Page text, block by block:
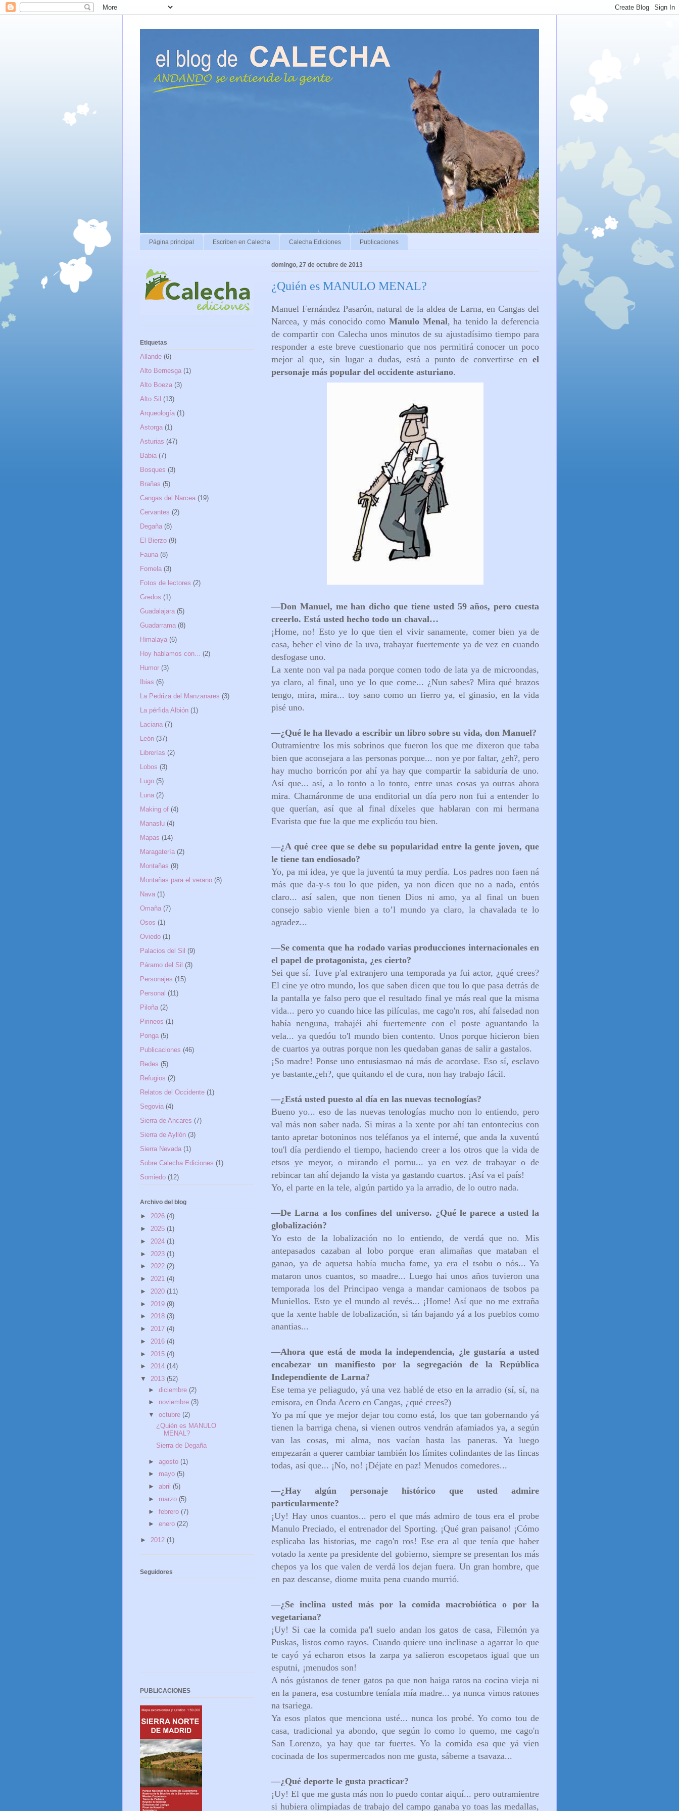
Página principal Escriben en Calecha Calecha Ediciones Publicaciones
domingo, 27 de octubre de 2013
¿Quién es MANULO MENAL?
Manuel Fernández Pasarón, natural de la aldea de Larna, en Cangas del
Narcea, y más conocido como Manulo Menal, ha tenido la deferencia
de compartir con Calecha unos minutos de su ajustadísimo tiempo para
responder a este breve cuestionario que nos permitirá conocer un poco
mejor al que, sin lugar a dudas, está a punto de convertirse en el
personaje más popular del occidente asturiano.
—Don Manuel, me han dicho que tiene usted 59 años, pero cuesta
creerlo. Está usted hecho todo un chaval…
¡Home, no! Esto ye lo que tien el vivir sanamente, comer bien ya de
casa, beber el vino de la uva, trabayar fuertemente ya de vez en cuando
desfogase uno.
La xente non val pa nada porque comen todo de lata ya de microondas,
ya claro, al final, uno ye lo que come... ¿Nun sabes? Mira qué brazos
tengo, mira, mira... toy sano como un fierro ya, el ginasio, en la vida
pisé uno.
—¿Qué le ha llevado a escribir un libro sobre su vida, don Manuel?
Outramientre los mis sobrinos que fueron los que me dixeron que taba
bien que aconsejara a las personas porque... non ye por faltar, ¿eh?, pero
hay mucho borricón por ahí ya hay que compartir la sabiduría de uno.
Así que... así, a lo tonto a lo tonto, entre unas cosas ya outras ahora
mira. Chamáronme de una enditorial un día pero non fui a entender lo
que querían, así que al final díxeles que hablaran con mi hermana
Evarista que fue la que me explicóu tou bien.
—¿A qué cree que se debe su popularidad entre la gente joven, que
le tiene tan endiosado?
Yo, pa mi idea, ye que la juventú ta muy perdía. Los padres non faen ná
más que da-y-s tou lo que piden, ya non dicen que no a nada, entós
claro... así salen, que non tienen Dios ni amo, ya al final un buen
consejo sabio vienle bien a to’l mundo ya claro, la chavalada te lo
agradez...
—Se comenta que ha rodado varias producciones internacionales en
el papel de protagonista, ¿es cierto?
Sei que sí. Tuve p'al extranjero una temporada ya fui actor, ¿qué crees?
El cine ye otro mundo, los que saben dicen que tou lo que pasa detrás de
la pantalla ye falso pero que el resultado final ye más real que la misma
vida... pero yo cuando hice las pilículas, me cago'n ros, ahí falsedad non
había nenguna, trabajéi ahí fuertemente con el poste aguantando la
vela... ya quedóu to'l mundo bien contento. Unos porque hicieron bien
de cuartos ya outras porque non les quedaban ganas de salir a gastalos.
¡So madre! Ponse uno entusiasmao ná más de acordase. Eso sí, esclavo
ye bastante,¿eh?, que quitando el de cura, non hay trabajo fácil.
—¿Está usted puesto al día en las nuevas tecnologías?
Bueno yo... eso de las nuevas tenologías mucho non lo entiendo, pero
val más non saber nada. Si miras a la xente por ahí tan entontecíus con
tanto apretar botoninos nos teléfanos ya el interné, que anda la xuventú
tou'l día perdiendo el tiempo, haciendo creer a los otros que la vida de
etsos ye meyor, o mirando el pornu... ya en vez de trabayar o de
rebincar tan ahí dejando la vista ya gastando cuartos. ¡Así va el país!
Yo, el parte en la tele, algún partido ya la arradio, de lo outro nada.
—De Larna a los confines del universo. ¿Qué le parece a usted la
globalización?
Yo esto de la lobalización no lo entiendo, de verdá que no. Mis
antepasados cazaban al lobo porque eran alimañas que mataban el
ganao, ya de aquetsa había mucha fame, ya era el tsobu o nós... Ya
mataron unos cuantos, so maadre... Luego hai unos años tuvieron una
temporada los del Principao venga a mandar camionaos de tsobos pa
Muniellos. Esto ye el mundo al revés... ¡Home! Así que no me extraña
que la xente hable de lobalización, si tán bajando yá a los pueblos como
anantias...
—Ahora que está de moda la independencia, ¿le gustaría a usted
encabezar un manifiesto por la segregación de la República
Independiente de Larna?
Ese tema ye peliagudo, yá una vez hablé de etso en la arradio (sí, sí, na
emisora, en Onda Acero en Cangas, ¿qué crees?)
Yo pa mí que ye mejor dejar tou como está, los que tan gobernando yá
tienen la barriga chena, si vienen outros vendrán afamiados ya, a según
van las cosas, mi alma, nos vacían hasta las paneras. Ya luego
empezarán a querer cambiar también los límites colindantes de las fincas
todas, así que... ¡No, no! ¡Déjate en paz! Menudos comedores...
—¿Hay algún personaje histórico que usted admire
particularmente?
¡Uy! Hay unos cuantos... pero el que más admiro de tous era el probe
Manulo Preciado, el entrenador del Sporting. ¡Qué gran paisano! ¡Cómo
esplicaba las historias, me cago'n ros! Ese era al que tenía que haber
votado la xente pa presidente del gobierno, siempre se presentan los más
chepos ya los que valen de verdá los dejan fuera. Un gran hombre, que
en paz descanse, diome muita pena cuando murrió.
—¿Se inclina usted más por la comida macrobiótica o por la
vegetariana?
¡Uy! Si cae la comida pa'l suelo andan los gatos de casa, Filemón ya
Puskas, listos como rayos. Cuando quiere uno inclinase a agarrar lo que
te cayó yá echaron etsos la zarpa ya salieron escopetaos igual que un
esputni, ¡menudos son!
A nós gústanos de tener gatos pa que non haiga ratos na cocina vieja ni
en la panera, esa costumbre teníala mía madre... ya nunca vimos ratones
na tsariega.
Ya esos platos que menciona usté... nunca los probé. Yo como tou de
casa, tradicional ya abondo, que según lo como lo quemo, me cago'n
San Lorenzo, ya hay que tar fuertes. Yo la comida esa que yá vien
cocinada de los supermercados non me gusta, sábeme a tsavaza...
—¿Qué deporte le gusta practicar?
¡Uy! El que me gusta más non lo puedo contar aiquí... pero outramientre
si hubiera olimpiadas de trabajo del campo ganaba yo toas las medallas,
Etiquetas
Allande (6)
Alto Bernesga (1)
Alto Boeza (3)
Alto Sil (13)
Arqueología (1)
Astorga (1)
Asturias (47)
Babia (7)
Bosques (3)
Brañas (5)
Cangas del Narcea (19)
Cervantes (2)
Degaña (8)
El Bierzo (9)
Fauna (8)
Fornela (3)
Fotos de lectores (2)
Gredos (1)
Guadalajara (5)
Guadarrama (8)
Himalaya (6)
Hoy hablamos con... (2)
Humor (3)
Ibias (6)
La Pedriza del Manzanares (3)
La pérfida Albión (1)
Laciana (7)
León (37)
Librerías (2)
Lobos (3)
Lugo (5)
Luna (2)
Making of (4)
Manaslu (4)
Mapas (14)
Maragatería (2)
Montañas (9)
Montañas para el verano (8)
Nava (1)
Omaña (7)
Osos (1)
Oviedo (1)
Palacios del Sil (9)
Páramo del Sil (3)
Personajes (15)
Personal (11)
Piloña (2)
Pirineos (1)
Ponga (5)
Publicaciones (46)
Redes (5)
Refugios (2)
Relatos del Occidente (1)
Segovia (4)
Sierra de Ancares (7)
Sierra de Ayllón (3)
Sierra Nevada (1)
Sobre Calecha Ediciones (1)
Somiedo (12)
Archivo del blog
► 2026 (4)
► 2025 (1)
► 2024 (1)
► 2023 (1)
► 2022 (2)
► 2021 (4)
► 2020 (11)
► 2019 (9)
► 2018 (3)
► 2017 (4)
► 2016 (4)
► 2015 (4)
► 2014 (14)
▼ 2013 (52)
► diciembre (2)
► noviembre (3)
▼ octubre (2)
¿Quién es MANULO
MENAL?
Sierra de Degaña
► agosto (1)
► mayo (5)
► abril (5)
► marzo (5)
► febrero (7)
► enero (22)
► 2012 (1)
Seguidores
PUBLICACIONES